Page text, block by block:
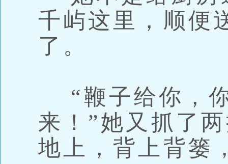
千屿这里，顺便
了。
“鞭子给你，
来！”她又抓了
地上，背上背篓